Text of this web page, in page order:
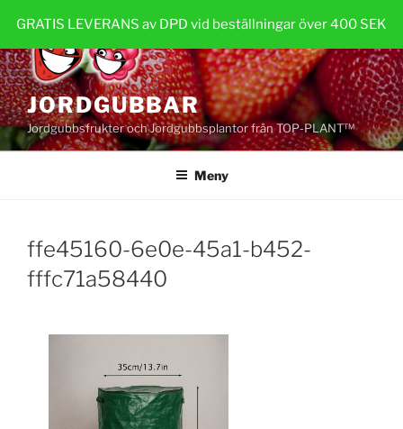
GRATIS LEVERANS av DPD vid beställningar över 400 SEK
innehåll
JORDGUBBAR
Jordgubbsfrukter och Jordgubbsplantor från TOP-PLANT™
Meny
ffe45160-6e0e-45a1-b452-
fffc71a58440